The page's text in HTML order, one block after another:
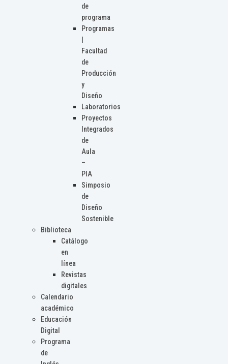
de
programa
Programas
Facultad
de
Producción
y
Diseño
Laboratorios
Proyectos
Integrados
de
Aula
–
PIA
Simposio
de
Diseño
Sostenible
Biblioteca
Catálogo
en
línea
Revistas
digitales
Calendario
académico
Educación
Digital
Programa
de